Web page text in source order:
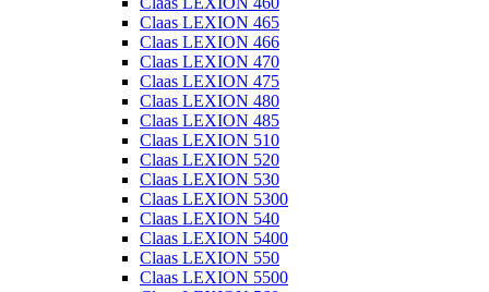
Claas LEXION 465
Claas LEXION 466
Claas LEXION 470
Claas LEXION 475
Claas LEXION 480
Claas LEXION 485
Claas LEXION 510
Claas LEXION 520
Claas LEXION 530
Claas LEXION 5300
Claas LEXION 540
Claas LEXION 5400
Claas LEXION 550
Claas LEXION 5500